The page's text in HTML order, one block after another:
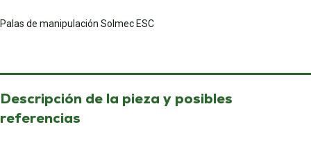
Palas de manipulación Solmec ESC
Descripción de la pieza y posibles
referencias